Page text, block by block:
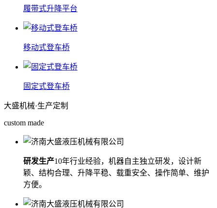
履带式升降平台
移动式登车桥
固定式登车桥
大盛机械·生产定制
custom made
研发生产10年行业经验，机器自主独立研发，设计新
颖、结构合理、升降平稳、载重安全、操作简单、维护
方便。